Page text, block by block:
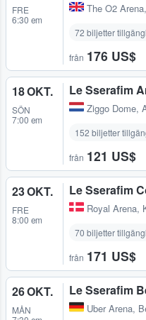
FRE
6:30 em
The O2 Arena,
72 biljetter
från 176 US$
18 OKT.
SÖN
7:00 em
Le Sserafim
Ziggo Dome,
152 biljetter
från 121 US$
23 OKT.
FRE
8:00 em
Le Sserafim
Royal Arena,
70 biljetter
från 171 US$
26 OKT.
MÅN
Le Sserafim
Uber Arena,